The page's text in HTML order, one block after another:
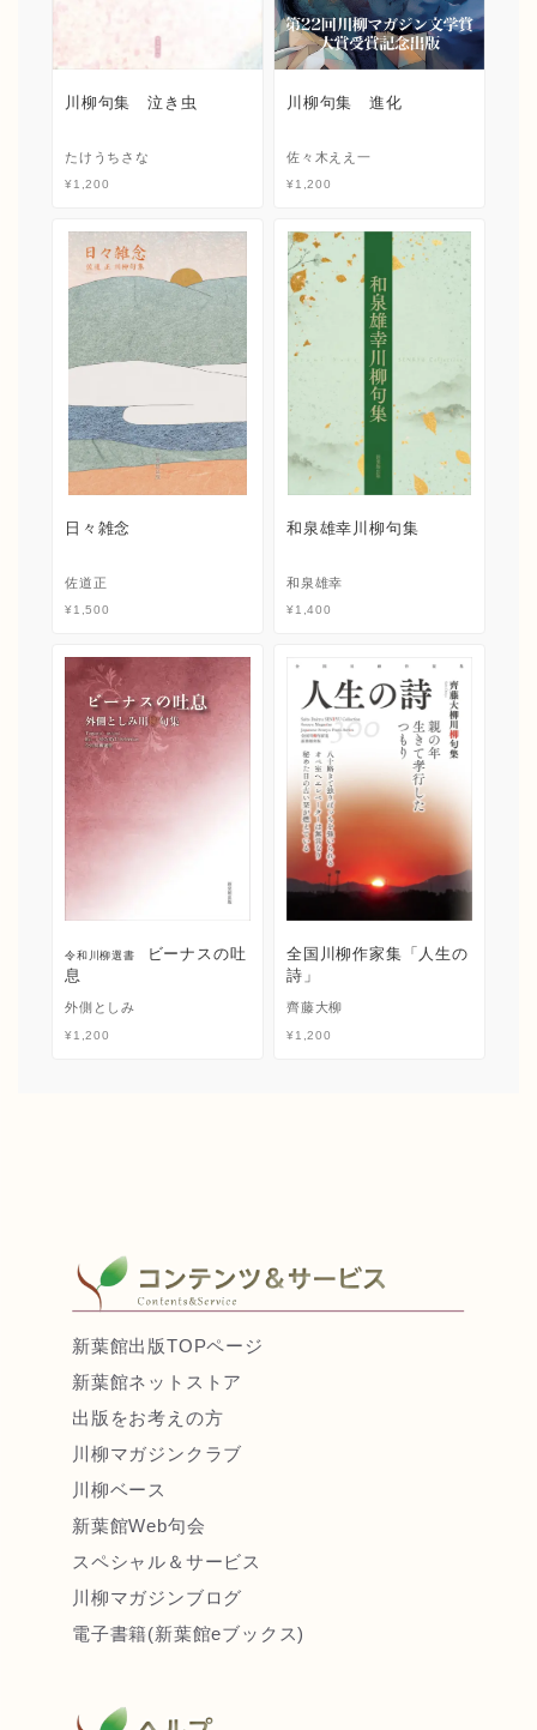
川柳句集 泣き虫
たけうちさな
¥1,200
川柳句集 進化
佐々木ええ一
¥1,200
日々雑念
佐道正
¥1,500
和泉雄幸川柳句集
和泉雄幸
¥1,400
令和川柳選書
ビーナスの吐
息
外側としみ
¥1,200
全国川柳作家集「人生の
詩」
齊藤大柳
¥1,200
新葉館出版TOPページ
新葉館ネットストア
出版をお考えの方
川柳マガジンクラブ
川柳ベース
新葉館Web句会
スペシャル＆サービス
川柳マガジンブログ
電子書籍(新葉館eブックス)